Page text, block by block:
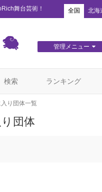
舞台芸術！ 全国 北海
管理メニュー
検索 ランキング
り団体一覧
団体